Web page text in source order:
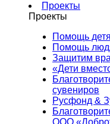
Проекты
Проекты
Помощь
Помощь
Защитим
«Дети
сувениров
Русфонд &
ООО